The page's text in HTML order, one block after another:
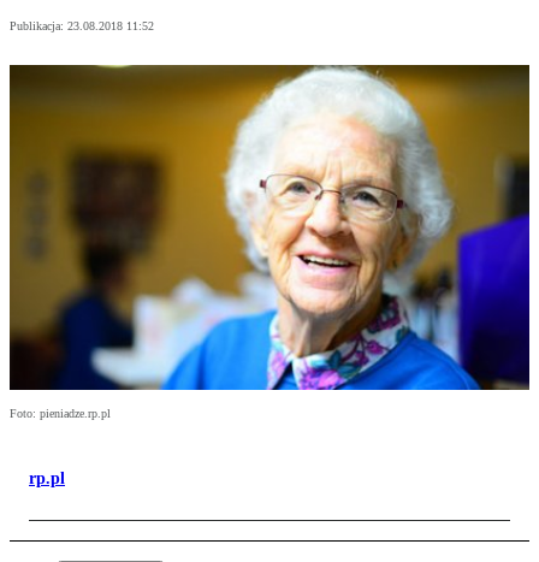
Publikacja: 23.08.2018 11:52
Foto: pieniadze.rp.pl
rp.pl